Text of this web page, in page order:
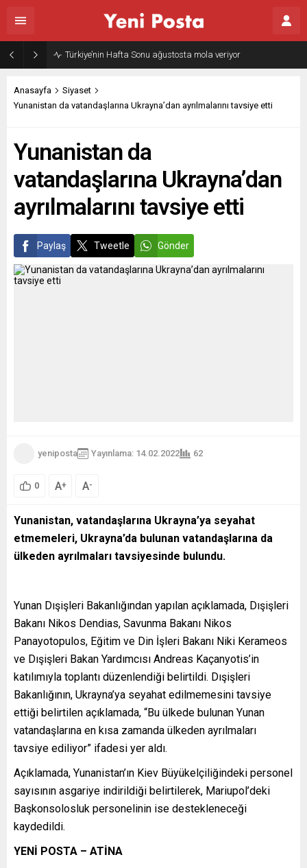
Türkiye’nin Hafta Sonu ağustosta mola veriyor
Anasayfa
Siyaset
Yunanistan da vatandaşlarına Ukrayna’dan ayrılmalarını tavsiye etti
Yunanistan da
vatandaşlarına Ukrayna’dan
ayrılmalarını tavsiye etti
Paylaş Tweetle Gönder
yeniposta Yayınlama: 14.02.2022 62
0 A+ A-
Yunanistan, vatandaşlarına Ukrayna’ya seyahat
etmemeleri, Ukrayna’da bulunan vatandaşlarına da
ülkeden ayrılmaları tavsiyesinde bulundu.
Yunan Dışişleri Bakanlığından yapılan açıklamada, Dışişleri
Bakanı Nikos Dendias, Savunma Bakanı Nikos
Panayotopulos, Eğitim ve Din İşleri Bakanı Niki Kerameos
ve Dışişleri Bakan Yardımcısı Andreas Kaçanyotis’in
katılımıyla toplantı düzenlendiği belirtildi. Dışişleri
Bakanlığının, Ukrayna’ya seyahat edilmemesini tavsiye
ettiği belirtilen açıklamada, “Bu ülkede bulunan Yunan
vatandaşlarına en kısa zamanda ülkeden ayrılmaları
tavsiye ediliyor” ifadesi yer aldı.
Açıklamada, Yunanistan’ın Kiev Büyükelçiliğindeki personel
sayısının asgariye indirildiği belirtilerek, Mariupol’deki
Başkonsolosluk personelinin ise destekleneceği
kaydedildi.
YENİ POSTA – ATİNA